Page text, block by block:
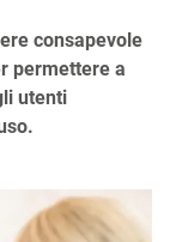
consapevole
permettere a
utenti